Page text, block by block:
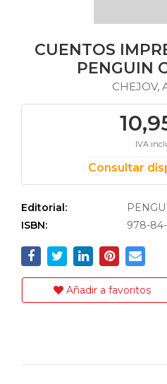
CUENTOS
PENGUIN
CHEJOV,
IVA
Consultar
Editorial:
ISBN:
978-84-
Añadir a favoritos